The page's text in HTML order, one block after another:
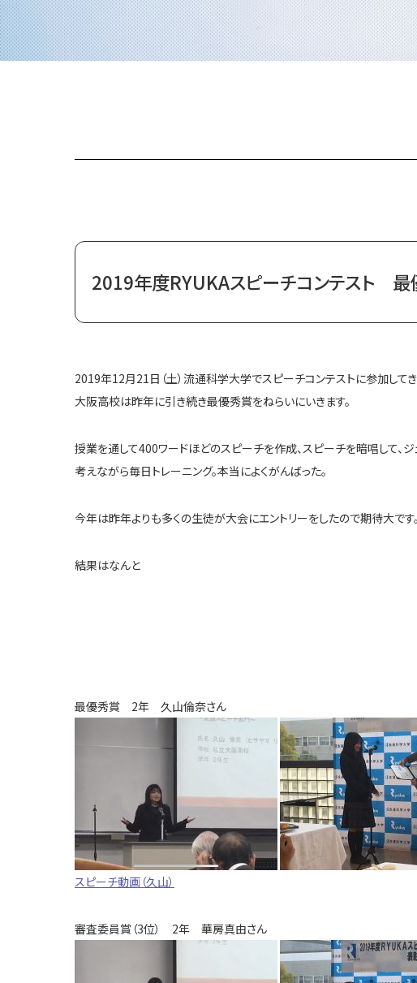
2019年度RYUKAスピーチコンテスト 最
2019年12月21日（土）流通科学大学でスピーチコンテストに参加してき
大阪高校は昨年に引き続き最優秀賞をねらいにいきます。
授業を通して400ワードほどのスピーチを作成、スピーチを暗唱して
考えながら毎日トレーニング。本当によくがんばった。
今年は昨年よりも多くの生徒が大会にエントリーをしたので期待大です。
結果はなんと
最優秀賞 2年 久山倫奈さん
スピーチ動画（久山）
審査委員賞（3位） 2年 華房真由さん